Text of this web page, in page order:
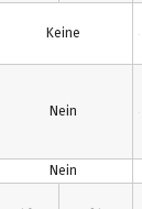
Keine
Nein
Nein